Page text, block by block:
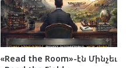
«Read the Room»-էն Մինչեւ